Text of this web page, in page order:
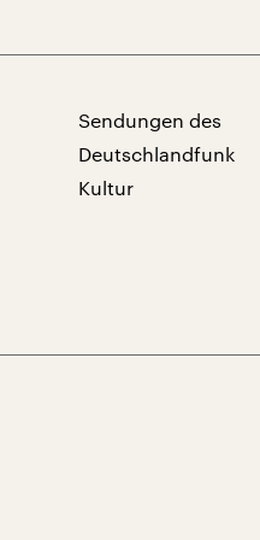
Sendungen des
Deutschlandfunk
Kultur